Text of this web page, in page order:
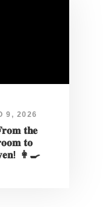
9, 2026
𝐭𝐡𝐞
𝐭𝐨
👩‍🍳